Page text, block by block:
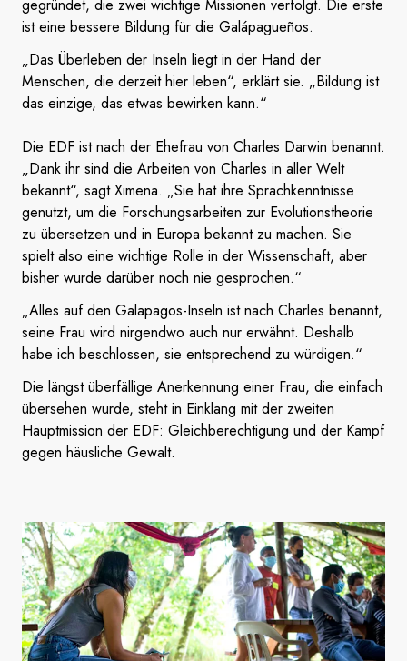
gegründet, die zwei wichtige Missionen verfolgt. Die erste
ist eine bessere Bildung für die Galápagueños.
„Das Überleben der Inseln liegt in der Hand der
Menschen, die derzeit hier leben“, erklärt sie. „Bildung ist
das einzige, das etwas bewirken kann.“
Die EDF ist nach der Ehefrau von Charles Darwin benannt.
„Dank ihr sind die Arbeiten von Charles in aller Welt
bekannt“, sagt Ximena. „Sie hat ihre Sprachkenntnisse
genutzt, um die Forschungsarbeiten zur Evolutionstheorie
zu übersetzen und in Europa bekannt zu machen. Sie
spielt also eine wichtige Rolle in der Wissenschaft, aber
bisher wurde darüber noch nie gesprochen.“
„Alles auf den Galapagos-Inseln ist nach Charles benannt,
seine Frau wird nirgendwo auch nur erwähnt. Deshalb
habe ich beschlossen, sie entsprechend zu würdigen.“
Die längst überfällige Anerkennung einer Frau, die einfach
übersehen wurde, steht in Einklang mit der zweiten
Hauptmission der EDF: Gleichberechtigung und der Kampf
gegen häusliche Gewalt.